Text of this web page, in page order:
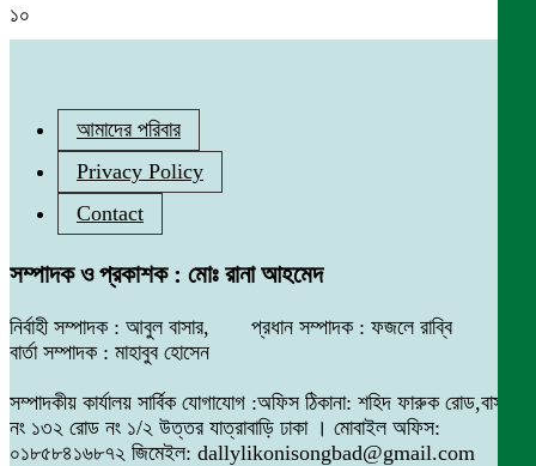
১০
আমাদের পরিবার
Privacy Policy
Contact
সম্পাদক ও প্রকাশক : মোঃ রানা আহমেদ
নির্বাহী সম্পাদক : আবুল বাসার, প্রধান সম্পাদক : ফজলে রাব্বি
বার্তা সম্পাদক : মাহাবুব হোসেন
সম্পাদকীয় কার্যালয় সার্বিক যোগাযোগ :অফিস ঠিকানা: শহিদ ফারুক রোড,বাসা
নং ১৩২ রোড নং ১/২ উত্তর যাত্রাবাড়ি ঢাকা । মোবাইল অফিস:
০১৮৫৮৪১৬৮৭২ জিমেইল: dallylikonisongbad@gmail.com